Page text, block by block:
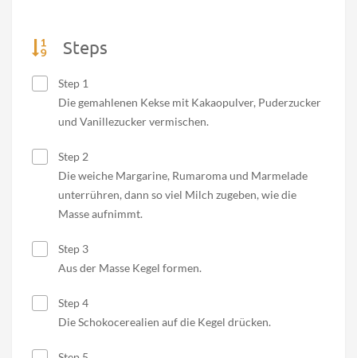
Steps
Step 1
Die gemahlenen Kekse mit Kakaopulver, Puderzucker
und Vanillezucker vermischen.
Step 2
Die weiche Margarine, Rumaroma und Marmelade
unterrühren, dann so viel Milch zugeben, wie die
Masse aufnimmt.
Step 3
Aus der Masse Kegel formen.
Step 4
Die Schokocerealien auf die Kegel drücken.